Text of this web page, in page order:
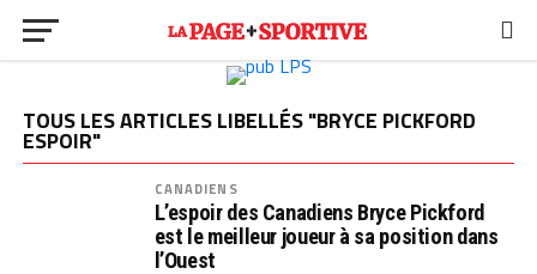
TOUS LES ARTICLES LIBELLÉS "BRYCE PICKFORD
ESPOIR"
CANADIENS
L’espoir des Canadiens Bryce Pickford
est le meilleur joueur à sa position dans
l’Ouest